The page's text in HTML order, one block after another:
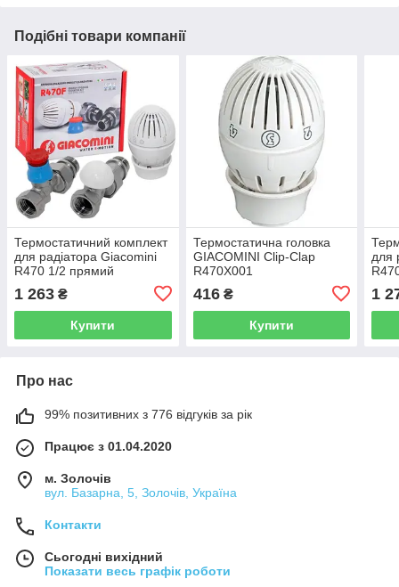
Подібні товари компанії
Термостатичний комплект
для радіатора Giacomini
R470 1/2 прямий
1 263 ₴
Купити
Термостатична головка
GIACOMINI Clip-Clap
R470Х001
416₴
Купити
для
1
Про нас
99% позитивних з 776 відгуків за рік
Працює з 01.04.2020
м. Золочів
вул. Базарна, 5, Золочів, Україна
Контакти
Сьогодні вихідний
Показати весь графік роботи